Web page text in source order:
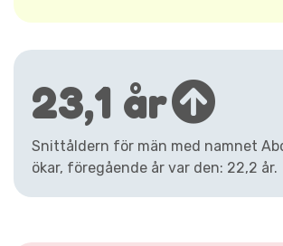
23,1 år
Snittåldern för män med namnet
ökar, föregående år var den: 22,2 år.